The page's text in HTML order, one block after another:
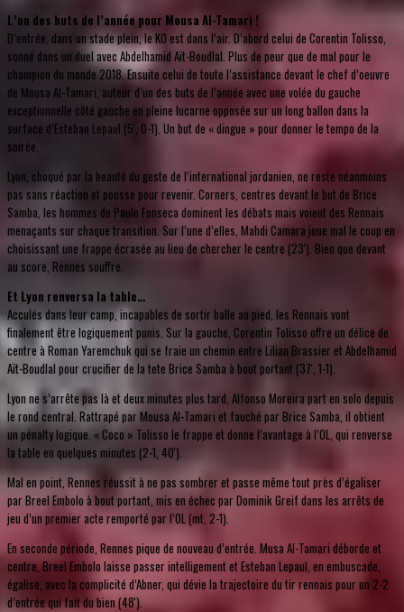
L’un des buts de l’année pour Mousa Al-Tamari !
D’entrée, dans un stade plein, le KO est dans l’air. D’abord celui de Corentin Tolisso,
sonné dans un duel avec Abdelhamid Aït-Boudlal. Plus de peur que de mal pour le
champion du monde 2018. Ensuite celui de toute l’assistance devant le chef d’oeuvre
de Mousa Al-Tamari, auteur d’un des buts de l’année avec une volée du gauche
exceptionnelle côté gauche en pleine lucarne opposée sur un long ballon dans la
surface d’Esteban Lepaul (5', 0-1). Un but de « dingue » pour donner le tempo de la
soirée.
Lyon, choqué par la beauté du geste de l’international jordanien, ne reste néanmoins
pas sans réaction et pousse pour revenir. Corners, centres devant le but de Brice
Samba, les hommes de Paulo Fonseca dominent les débats mais voient des Rennais
menaçants sur chaque transition. Sur l’une d’elles, Mahdi Camara joue mal le coup en
choisissant une frappe écrasée au lieu de chercher le centre (23'). Bien que devant
au score, Rennes souffre.
Et Lyon renversa la table…
Acculés dans leur camp, incapables de sortir balle au pied, les Rennais vont
finalement être logiquement punis. Sur la gauche, Corentin Tolisso offre un délice de
centre à Roman Yaremchuk qui se fraie un chemin entre Lilian Brassier et Abdelhamid
Aït-Boudlal pour crucifier de la tete Brice Samba à bout portant (37', 1-1).
Lyon ne s’arrête pas là et deux minutes plus tard, Alfonso Moreira part en solo depuis
le rond central. Rattrapé par Mousa Al-Tamari et fauché par Brice Samba, il obtient
un pénalty logique. « Coco » Tolisso le frappe et donne l’avantage à l’OL, qui renverse
la table en quelques minutes (2-1, 40').
Mal en point, Rennes réussit à ne pas sombrer et passe même tout près d’égaliser
par Breel Embolo à bout portant, mis en échec par Dominik Greif dans les arrêts de
jeu d’un premier acte remporté par l’OL (mt, 2-1).
En seconde période, Rennes pique de nouveau d’entrée. Musa Al-Tamari déborde et
centre, Breel Embolo laisse passer intelligement et Esteban Lepaul, en embuscade,
égalise, avec la complicité d’Abner, qui dévie la trajectoire du tir rennais pour un 2-2
d’entrée qui fait du bien (48').